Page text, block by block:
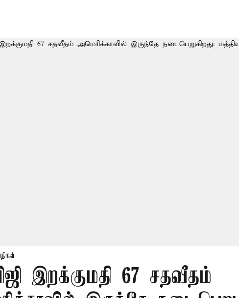
இறக்குமதி 67 சதவீதம்